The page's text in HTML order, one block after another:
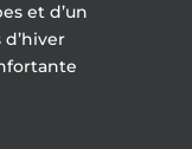
et d’un